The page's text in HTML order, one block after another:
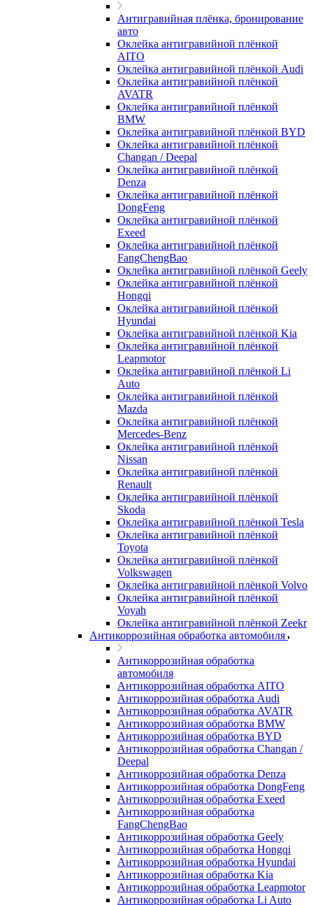
Антигравийная плёнка, бронирование
авто
Оклейка антигравийной плёнкой
AITO
Оклейка антигравийной плёнкой Audi
Оклейка антигравийной плёнкой
AVATR
Оклейка антигравийной плёнкой
BMW
Оклейка антигравийной плёнкой BYD
Оклейка антигравийной плёнкой
Changan / Deepal
Оклейка антигравийной плёнкой
Denza
Оклейка антигравийной плёнкой
DongFeng
Оклейка антигравийной плёнкой
Exeed
Оклейка антигравийной плёнкой
FangChengBao
Оклейка антигравийной плёнкой Geely
Оклейка антигравийной плёнкой
Hongqi
Оклейка антигравийной плёнкой
Hyundai
Оклейка антигравийной плёнкой Kia
Оклейка антигравийной плёнкой
Leapmotor
Оклейка антигравийной плёнкой Li
Auto
Оклейка антигравийной плёнкой
Mazda
Оклейка антигравийной плёнкой
Mercedes-Benz
Оклейка антигравийной плёнкой
Nissan
Оклейка антигравийной плёнкой
Renault
Оклейка антигравийной плёнкой
Skoda
Оклейка антигравийной плёнкой Tesla
Оклейка антигравийной плёнкой
Toyota
Оклейка антигравийной плёнкой
Volkswagen
Оклейка антигравийной плёнкой Volvo
Оклейка антигравийной плёнкой
Voyah
Оклейка антигравийной плёнкой Zeekr
Антикоррозийная обработка автомобиля
Антикоррозийная обработка
автомобиля
Антикоррозийная обработка AITO
Антикоррозийная обработка Audi
Антикоррозийная обработка AVATR
Антикоррозийная обработка BMW
Антикоррозийная обработка BYD
Антикоррозийная обработка Changan /
Deepal
Антикоррозийная обработка Denza
Антикоррозийная обработка DongFeng
Антикоррозийная обработка Exeed
Антикоррозийная обработка
FangChengBao
Антикоррозийная обработка Geely
Антикоррозийная обработка Hongqi
Антикоррозийная обработка Hyundai
Антикоррозийная обработка Kia
Антикоррозийная обработка Leapmotor
Антикоррозийная обработка Li Auto